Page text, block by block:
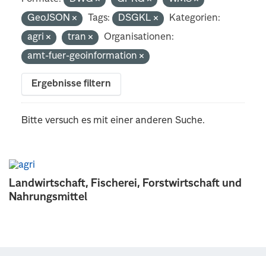
Landwirtschaft, Fischerei, Forstwirtschaft und
Nahrungsmittel
GeoJSON
Tags: DSGKL
Kategorien:
agri
tran
Organisationen:
amt-fuer-geoinformation
Ergebnisse filtern
Bitte versuch es mit einer anderen Suche.